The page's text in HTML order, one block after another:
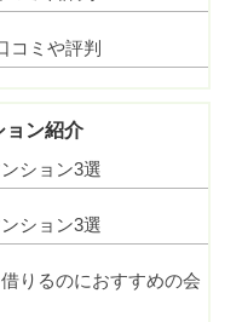
コミや評判
ョン紹介
ション3選
ション3選
りるのにおすすめの会